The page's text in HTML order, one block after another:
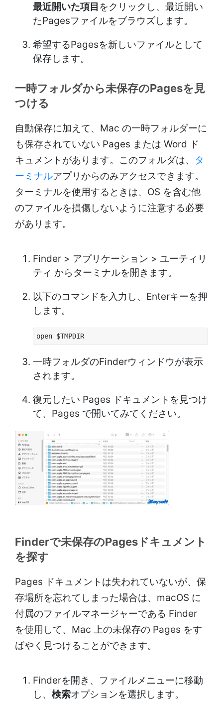
最近開いた項目 をクリックし、最近開い
たPagesファイルをブラウズします。
希望するPagesを新しいファイルとして
保存します。
一時フォルダから未保存のPagesを見
つける
自動保存に加えて、Mac の一時フォルダーに
も保存されていない Pages または Word ド
キュメントがあります。このフォルダは、 タ
ーミナルアプリからのみアクセスできます。
ターミナルを使用するときは、OS を含む他
のファイルを損傷しないように注意する必要
があります。
Finder > アプリケーション > ユーティリ
ティ からターミナルを開きます。
以下のコマンドを入力し、Enterキーを押
します。
open $TMPDIR
一時フォルダのFinderウィンドウが表示
されます。
復元したい Pages ドキュメントを見つけ
て、Pages で開いてみてください。
Finderで未保存のPagesドキュメント
を探す
Pages ドキュメントは失われていないが、保
存場所を忘れてしまった場合は、macOS に
付属のファイルマネージャーである Finder
を使用して、Mac 上の未保存の Pages をす
ばやく見つけることができます。
Finderを開き、ファイルメニューに移動
し、 検索オプションを選択します。